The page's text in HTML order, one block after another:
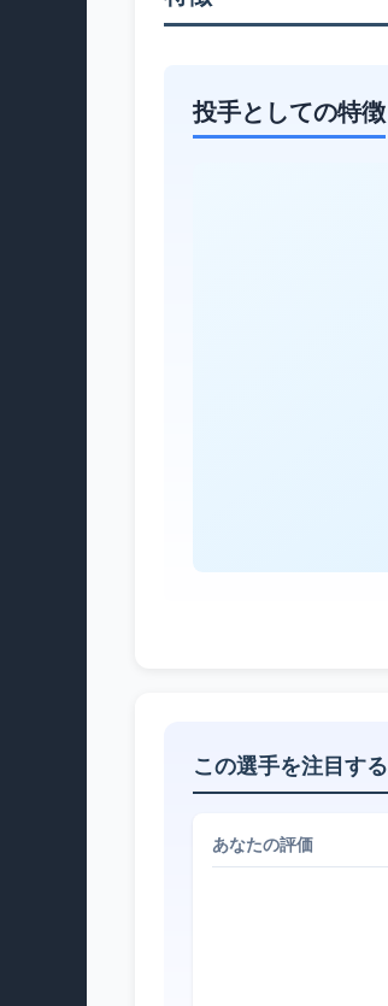
投手としての特徴
この選手を注目する
あなたの評価